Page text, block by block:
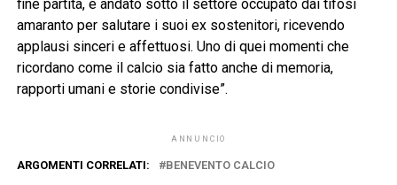
fine partita, è andato sotto il settore occupato dai tifosi
amaranto per salutare i suoi ex sostenitori, ricevendo
applausi sinceri e affettuosi. Uno di quei momenti che
ricordano come il calcio sia fatto anche di memoria,
rapporti umani e storie condivise”.
ANNUNCIO
ARGOMENTI CORRELATI: BENEVENTO CALCIO